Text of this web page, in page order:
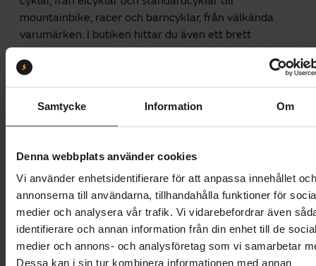
Samtycke Information Om
Denna webbplats använder cookies
Vi använder enhetsidentifierare för att anpassa innehållet och
annonserna till användarna, tillhandahålla funktioner för
medier och analysera vår trafik. Vi vidarebefordrar även
identifierare och annan information från din enhet till de
medier och annons- och analysföretag som vi samarbetar
Dessa kan i sin tur kombinera informationen med annan
mountainbike, racer och barncyklar, från välkända
varumärken. I butiken hittar du även ett brett
sortiment av cykeltillbehör som gör cykelupplevelsen
perfekt.
runt.